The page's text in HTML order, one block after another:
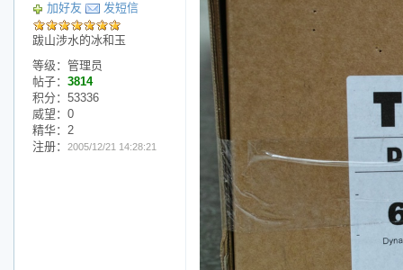
加好友 发短信
跋山涉水的冰和玉
等级：管理员
帖子： 3814
积分：53336
威望：0
精华：2
注册：
2005/12/21 14:28:21